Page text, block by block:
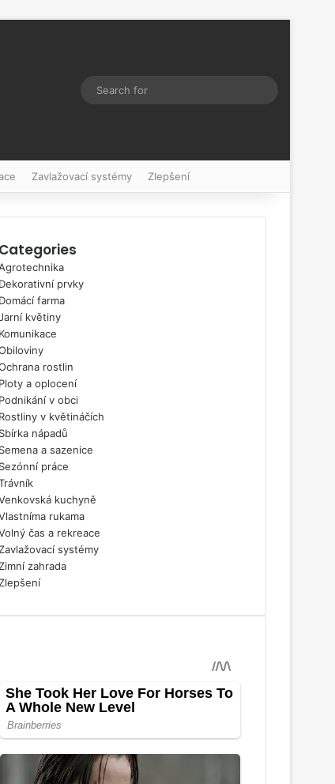
Switch skin
Zavlažovací systémy Zlepšení
Categories
Dekorativní prvky
Domácí farma
květiny
Komunikace
rostlin
Ploty a oplocení
Podnikání v obci
Rostliny v květináčích
Sbírka nápadů
Semena a sazenice
Sezónní práce
kuchyně
rukama
čas a rekreace
systémy
zahrada